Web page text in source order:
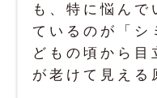
も、特に悩んで
ているのが「シ
どもの頃から目
が老けて見える